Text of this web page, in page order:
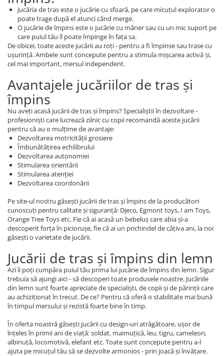
Jucăria de tras este o jucărie cu sfoară, pe care micuțul explorator o
poate trage după el atunci când merge.
O jucărie de împins este o jucărie cu mâner sau cu un mic suport pe
care puiul tău îl poate împinge în fața sa.
De obicei, toate aceste jucării au roți - pentru a fi împinse sau trase cu
ușurință. Ambele sunt concepute pentru a stimula mișcarea activă și,
cel mai important, mersul independent.
Avantajele jucăriilor de tras și
împins
Nu aveți acasă jucării de tras și împins? Specialiștii în dezvoltare -
profesioniști care lucrează zilnic cu copii recomandă aceste jucării
pentru că au o mulțime de avantaje:
Dezvoltarea motricității grosiere
Îmbunătățirea echilibrului
Dezvoltarea autonomiei
Stimularea orientării
Stimularea atenției
Dezvoltarea coordonării
Pe site-ul nostru găsești jucării de tras și împins de la producători
cunoscuți pentru calitate și siguranță: Djeco, Egmont toys, I am Toys,
Orange Tree Toys etc. Fie că ai acasă un bebeluș care abia și-a
descoperit forța în piciorușe, fie că ai un prichindel de câțiva ani, la noi
găsești o varietate de jucării.
Jucării de tras și împins din lemn
Azi îi poți cumpăra puiul tău prima lui jucărie de împins din lemn. Sigur
trebuia să ajungi aici - să descoperi toate produsele noastre. Jucăriile
din lemn sunt foarte apreciate de specialiști, de copii și de părinții care
au achiziționat în trecut. De ce? Pentru că oferă o stabilitate mai bună
în timpul mersului și rezistă foarte bine în timp.
În oferta noastră găsești jucării cu design-uri atrăgătoare, ușor de
înțeles în primii ani de viață: soldat, maimuțică, leu, tigru, cameleon,
albinuță, locomotivă, elefant etc. Toate sunt concepute pentru a-l
ajuta pe micuțul tău să se dezvolte armonios - prin joacă și învățare.